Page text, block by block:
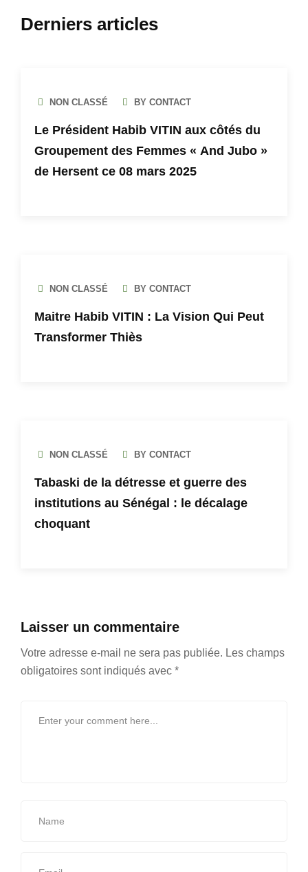
Derniers articles
NON CLASSÉ BY CONTACT
Le Président Habib VITIN aux côtés du
Groupement des Femmes « And Jubo »
de Hersent ce 08 mars 2025
NON CLASSÉ BY CONTACT
Maitre Habib VITIN : La Vision Qui Peut
Transformer Thiès
NON CLASSÉ BY CONTACT
Tabaski de la détresse et guerre des
institutions au Sénégal : le décalage
choquant
Laisser un commentaire
Votre adresse e-mail ne sera pas publiée. Les champs
obligatoires sont indiqués avec *